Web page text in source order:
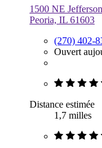
1500 NE
Peoria, IL 61603
(270) 402-
Ouvert
Distance estimée
1,7 milles